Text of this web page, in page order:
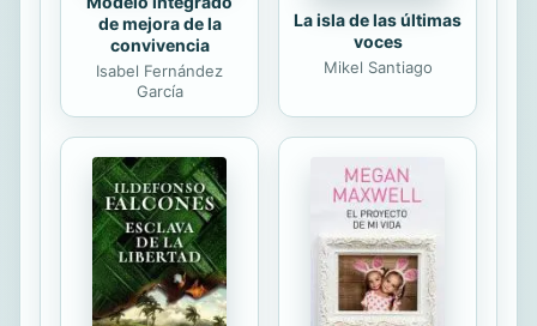
de mejora de la
convivencia
Isabel Fernández
García
La isla de las últimas
voces
Mikel Santiago